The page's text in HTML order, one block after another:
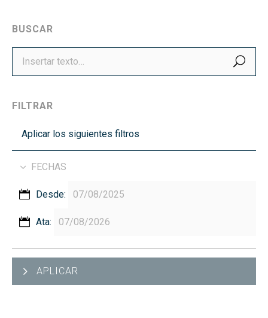
BUSCAR
FILTRAR
Aplicar los siguientes filtros
FECHAS
Desde:
Ata:
APLICAR